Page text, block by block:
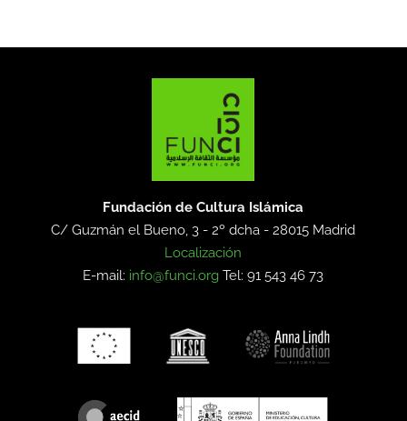
Fundación de Cultura Islámica
C/ Guzmán el Bueno, 3 - 2º dcha -28015 Madrid
Localización
E-mail: info@funci.org Tel: 91 543 46 73